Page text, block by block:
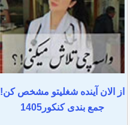
از الان آینده شغلیتو مشخص کن!
جمع بندی کنکور1405